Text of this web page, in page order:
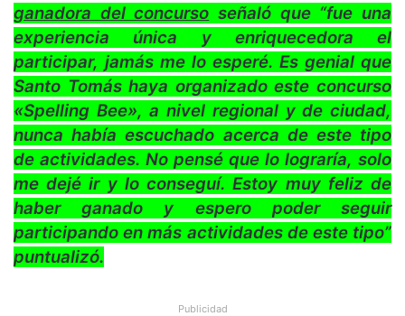
ganadora del concurso señaló que “fue una
experiencia única y enriquecedora el
participar, jamás me lo esperé. Es genial que
Santo Tomás haya organizado este concurso
«Spelling Bee», a nivel regional y de ciudad,
nunca había escuchado acerca de este tipo
de actividades. No pensé que lo lograría, solo
me dejé ir y lo conseguí. Estoy muy feliz de
haber ganado y espero poder seguir
participando en más actividades de este tipo”
puntualizó.
Publicidad